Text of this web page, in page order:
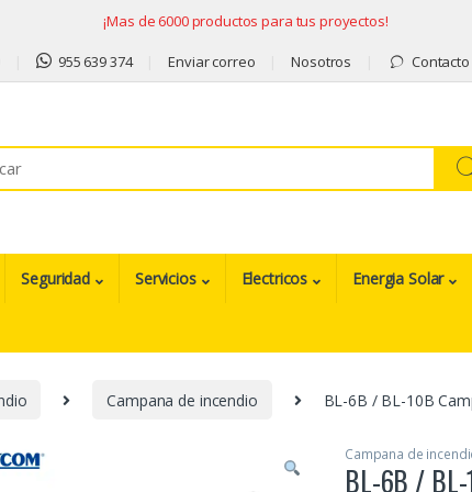
¡Mas de 6000 productos para tus proyectos!
955 639 374 Enviar correo Nosotros Contacto
Seguridad Servicios Electricos Energia Solar
Campana de incendio BL-6B / BL-10B
Campana de
BL-6B / BL-